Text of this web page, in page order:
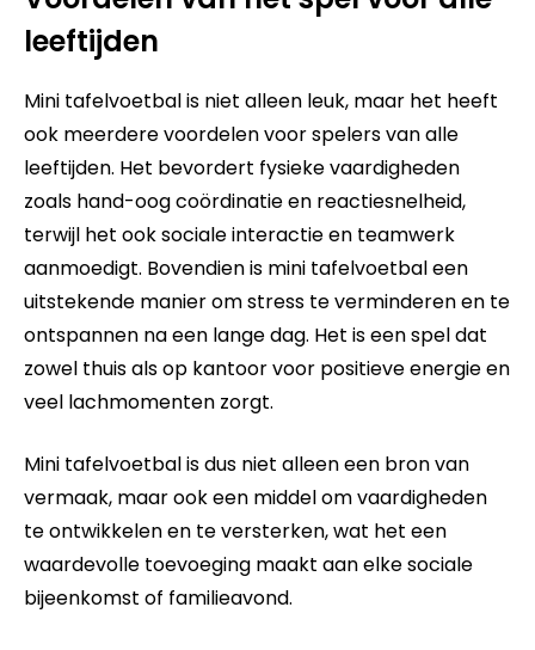
leeftijden
Mini tafelvoetbal is niet alleen leuk, maar het heeft
ook meerdere voordelen voor spelers van alle
leeftijden. Het bevordert fysieke vaardigheden
zoals hand-oog coördinatie en reactiesnelheid,
terwijl het ook sociale interactie en teamwerk
aanmoedigt. Bovendien is mini tafelvoetbal een
uitstekende manier om stress te verminderen en te
ontspannen na een lange dag. Het is een spel dat
zowel thuis als op kantoor voor positieve energie en
veel lachmomenten zorgt.
Mini tafelvoetbal is dus niet alleen een bron van
vermaak, maar ook een middel om vaardigheden
te ontwikkelen en te versterken, wat het een
waardevolle toevoeging maakt aan elke sociale
bijeenkomst of familieavond.